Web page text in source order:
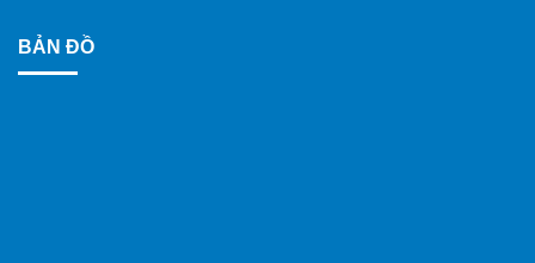
BẢN ĐỒ